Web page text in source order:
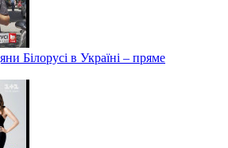
Білорусі в Україні – пряме